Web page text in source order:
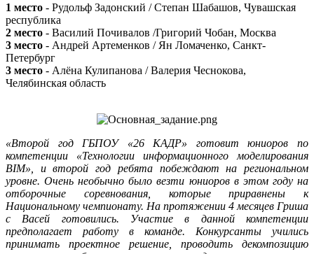
1 место - Рудольф Задонский / Степан Шабашов, Чувашская
республика
2 место - Василий Почивалов /Григорий Чобан, Москва
3 место - Андрей Артеменков / Ян Ломаченко, Санкт-
Петербург
3 место - Алёна Кулипанова / Валерия Чеснокова,
Челябинская область
«Второй год ГБПОУ «26 КАДР» готовит юниоров по
компетенции «Технологии информационного моделирования
BIM», и второй год ребята побеждают на региональном
уровне. Очень необычно было везти юниоров в этом году на
отборочные соревнования, которые приравнены к
Национальному чемпионату. На протяжении 4 месяцев Гриша
с Васей готовились. Участие в данной компетенции
предполагает работу в команде. Конкурсанты учились
принимать проектное решение, проводить декомпозицию